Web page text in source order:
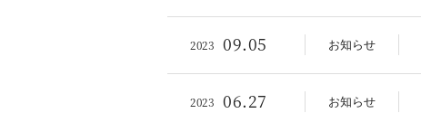
2023 09.05 お知らせ
2023 06.27 お知らせ